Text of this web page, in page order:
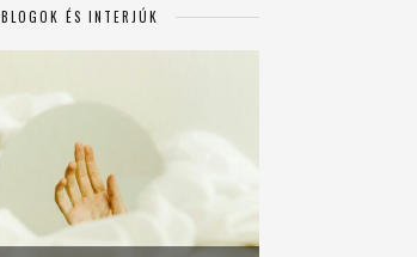
BLOGOK ÉS INTERJÚK